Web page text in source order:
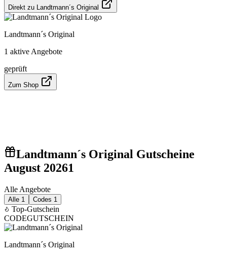
Direkt zu Landtmann´s Original
Landtmann´s Original
1 aktive Angebote
geprüft
Zum Shop
Landtmann´s Original Gutscheine
August 20261
Alle Angebote
Alle 1 Codes 1
Top-Gutschein
CODEGUTSCHEIN
Landtmann´s Original